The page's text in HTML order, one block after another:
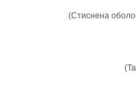
(Стиснена